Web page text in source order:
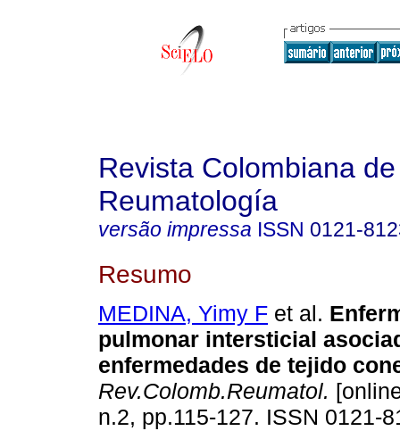
Revista Colombiana de
Reumatología
versão impressa ISSN 0121-
Resumo
MEDINA, Yimy F et al.
pulmonar intersticial
enfermedades de tejido
Rev.Colomb.Reumatol.
n.2, pp.115-127. ISSN 0121-